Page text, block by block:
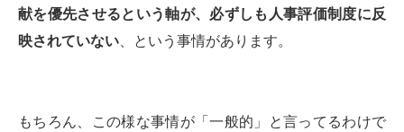
献を優先させるという軸が、必ずしも人事評価制度に反
映されていない 、という事情があります。
もちろん、この様な事情が「一般的」と言ってるわけで